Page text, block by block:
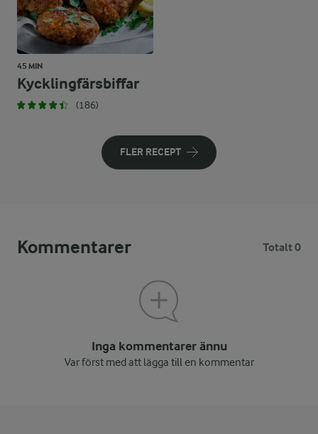
45 MIN
Kycklingfärsbiffar
(186)
FLER RECEPT
Kommentarer Totalt 0
Inga kommentarer ännu
Var först med att lägga till en kommentar